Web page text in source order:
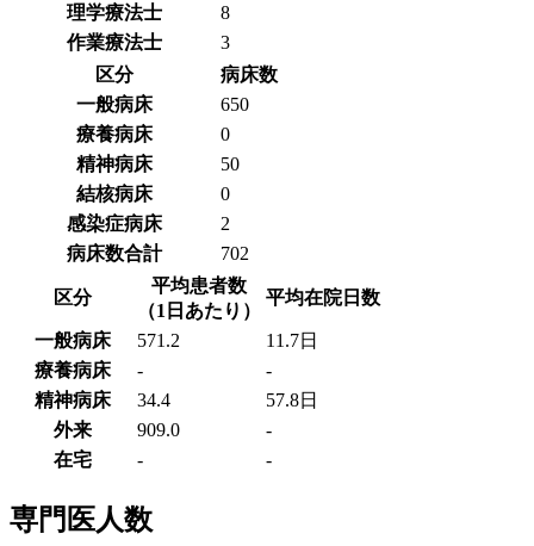
理学療法士
8
作業療法士
3
区分
病床数
一般病床
650
療養病床
0
精神病床
50
結核病床
0
感染症病床
2
病床数合計
702
区分
平均患者数
（1日あたり）
平均在院日数
一般病床 571.2
11.7日
療養病床
-
-
精神病床
34.4
57.8日
外来
909.0
-
在宅
- -
専門医人数